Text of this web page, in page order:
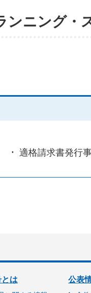
ンニング・
適格請求書発行
は 公表